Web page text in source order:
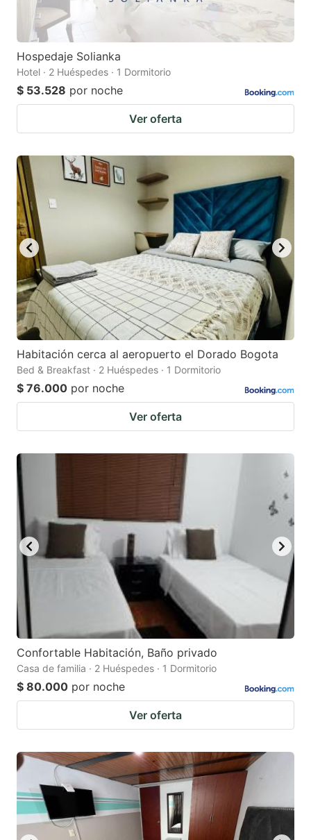
Hospedaje Solianka
Hotel · 2 Huéspedes · 1 Dormitorio
$ 53.528 por noche
Ver oferta
Habitación cerca al aeropuerto el Dorado Bogota
Bed & Breakfast · 2 Huéspedes · 1 Dormitorio
$ 76.000 por noche
Ver oferta
Confortable Habitación, Baño privado
Casa de familia · 2 Huéspedes · 1 Dormitorio
$ 80.000 por noche
Ver oferta